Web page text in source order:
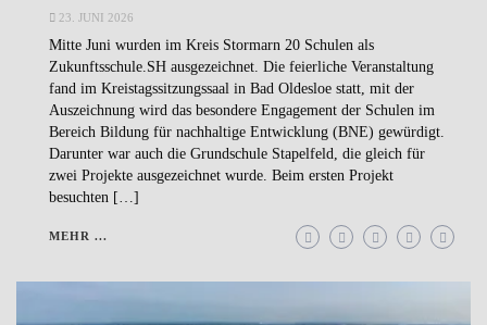
23. JUNI 2026
Mitte Juni wurden im Kreis Stormarn 20 Schulen als
Zukunftsschule.SH ausgezeichnet. Die feierliche Veranstaltung
fand im Kreistagssitzungssaal in Bad Oldesloe statt, mit der
Auszeichnung wird das besondere Engagement der Schulen im
Bereich Bildung für nachhaltige Entwicklung (BNE) gewürdigt.
Darunter war auch die Grundschule Stapelfeld, die gleich für
zwei Projekte ausgezeichnet wurde. Beim ersten Projekt
besuchten […]
MEHR ...